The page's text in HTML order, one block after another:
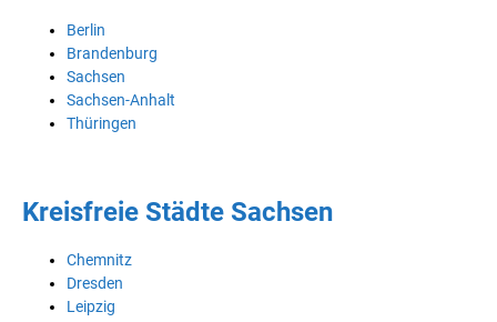
Berlin
Brandenburg
Sachsen
Sachsen-Anhalt
Thüringen
Kreisfreie Städte Sachsen
Chemnitz
Dresden
Leipzig